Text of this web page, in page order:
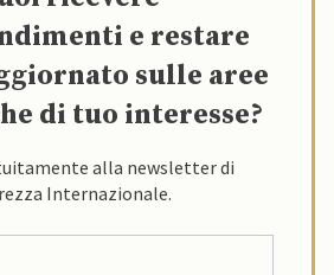
e restare
sulle aree
di tuo interesse?
alla newsletter di
Internazionale.